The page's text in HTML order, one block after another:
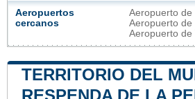
Aeropuertos
cercanos
Aeropuerto de
Aeropuerto de
Aeropuerto de
TERRITORIO DEL
RESPENDA DE LA